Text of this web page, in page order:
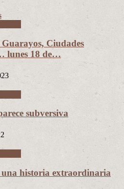
Guarayos, Ciudades
lunes 18 de…
subversiva
una historia extraordinaria